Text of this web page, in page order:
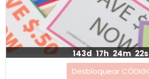
143d 17h 24m 22s